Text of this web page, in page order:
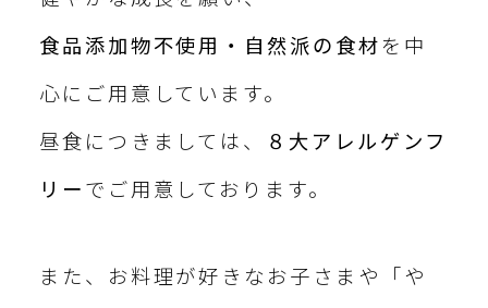
食品添加物不使用・自然派の食材を中
心にご用意しています。
昼食につきましては、
８大アレルゲンフ
リーでご用意しております。
また、お料理が好きなお子さまや「や